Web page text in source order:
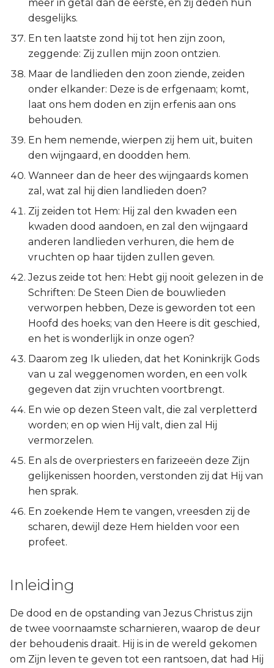
meer in getal dan de eerste, en zij deden hun
desgelijks.
En ten laatste zond hij tot hen zijn zoon,
zeggende: Zij zullen mijn zoon ontzien.
Maar de landlieden den zoon ziende, zeiden
onder elkander: Deze is de erfgenaam; komt,
laat ons hem doden en zijn erfenis aan ons
behouden.
En hem nemende, wierpen zij hem uit, buiten
den wijngaard, en doodden hem.
Wanneer dan de heer des wijngaards komen
zal, wat zal hij dien landlieden doen?
Zij zeiden tot Hem: Hij zal den kwaden een
kwaden dood aandoen, en zal den wijngaard
anderen landlieden verhuren, die hem de
vruchten op haar tijden zullen geven.
Jezus zeide tot hen: Hebt gij nooit gelezen in de
Schriften: De Steen Dien de bouwlieden
verworpen hebben, Deze is geworden tot een
Hoofd des hoeks; van den Heere is dit geschied,
en het is wonderlijk in onze ogen?
Daarom zeg Ik ulieden, dat het Koninkrijk Gods
van u zal weggenomen worden, en een volk
gegeven dat zijn vruchten voortbrengt.
En wie op dezen Steen valt, die zal verpletterd
worden; en op wien Hij valt, dien zal Hij
vermorzelen.
En als de overpriesters en farizeeën deze Zijn
gelijkenissen hoorden, verstonden zij dat Hij van
hen sprak.
En zoekende Hem te vangen, vreesden zij de
scharen, dewijl deze Hem hielden voor een
profeet.
Inleiding
De dood en de opstanding van Jezus Christus zijn
de twee voornaamste scharnieren, waarop de deur
der behoudenis draait. Hij is in de wereld gekomen
om Zijn leven te geven tot een rantsoen, dat had Hij